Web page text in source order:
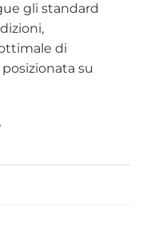
gli standard
di
su